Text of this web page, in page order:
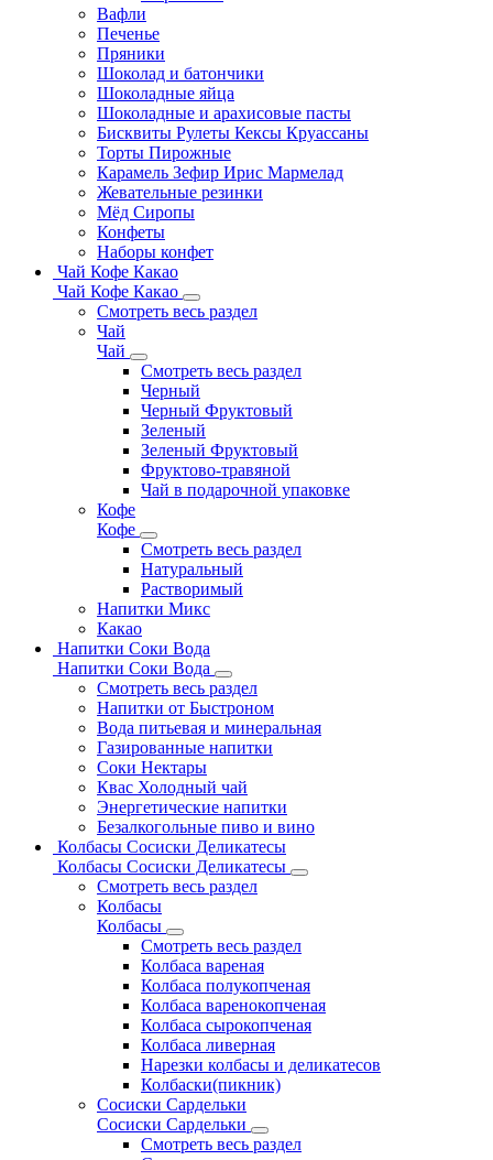
Вафли
Печенье
Пряники
Шоколад и батончики
Шоколадные яйца
Шоколадные и арахисовые пасты
Бисквиты Рулеты Кексы Круассаны
Торты Пирожные
Карамель Зефир Ирис Мармелад
Жевательные резинки
Мёд Сиропы
Конфеты
Наборы конфет
Чай Кофе Какао
Чай Кофе Какао
Смотреть весь раздел
Чай
Чай
Смотреть весь раздел
Черный
Черный Фруктовый
Зеленый
Зеленый Фруктовый
Фруктово-травяной
Чай в подарочной упаковке
Кофе
Кофе
Смотреть весь раздел
Натуральный
Растворимый
Напитки Микс
Какао
Напитки Соки Вода
Напитки Соки Вода
Смотреть весь раздел
Напитки от Быстроном
Вода питьевая и минеральная
Газированные напитки
Соки Нектары
Квас Холодный чай
Энергетические напитки
Безалкогольные пиво и вино
Колбасы Сосиски Деликатесы
Колбасы Сосиски Деликатесы
Смотреть весь раздел
Колбасы
Колбасы
Смотреть весь раздел
Колбаса вареная
Колбаса полукопченая
Колбаса варенокопченая
Колбаса сырокопченая
Колбаса ливерная
Нарезки колбасы и деликатесов
Колбаски(пикник)
Сосиски Сардельки
Сосиски Сардельки
Смотреть весь раздел